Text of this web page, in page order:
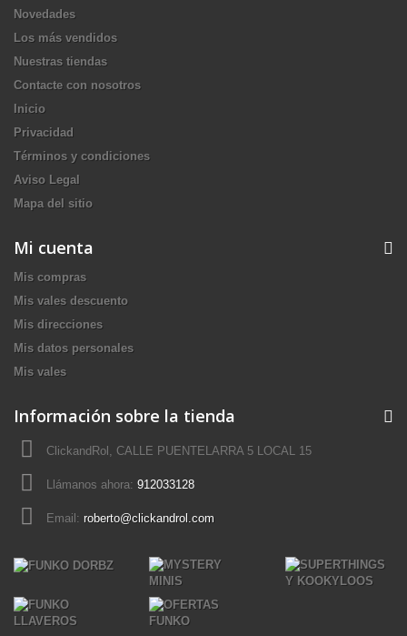
Novedades
Los más vendidos
Nuestras tiendas
Contacte con nosotros
Inicio
Privacidad
Términos y condiciones
Aviso Legal
Mapa del sitio
Mi cuenta
Mis compras
Mis vales descuento
Mis direcciones
Mis datos personales
Mis vales
Información sobre la tienda
ClickandRol, CALLE PUENTELARRA 5 LOCAL 15
Llámanos ahora: 912033128
Email: roberto@clickandrol.com